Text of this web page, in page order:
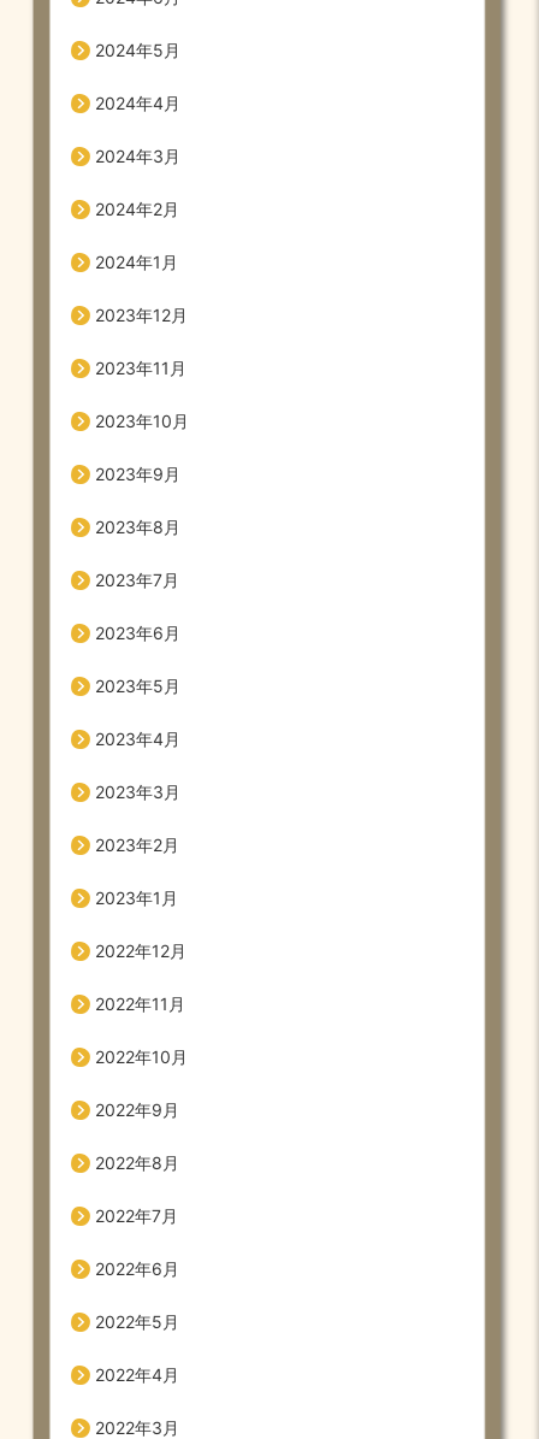
2024年5月
2024年4月
2024年3月
2024年2月
2024年1月
2023年12月
2023年11月
2023年10月
2023年9月
2023年8月
2023年7月
2023年6月
2023年5月
2023年4月
2023年3月
2023年2月
2023年1月
2022年12月
2022年11月
2022年10月
2022年9月
2022年8月
2022年7月
2022年6月
2022年5月
2022年4月
2022年3月